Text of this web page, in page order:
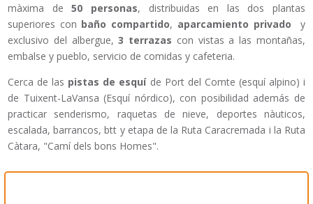
màxima de50 personas, distribuidas en las dos plantas
superiores con baño compartido, aparcamiento privado y
exclusivo del albergue,3 terrazas con vistas a las montañas,
embalse y pueblo, servicio de comidas y cafeteria.
Cerca de las pistas de esquíde Port del Comte (esquí alpino) i
de Tuixent-LaVansa (Esquí nórdico), con posibilidad además de
practicar senderismo, raquetas de nieve, deportes nàuticos,
escalada, barrancos, btt y etapa de la Ruta Caracremada i la Ruta
Càtara, "Camí dels bons Homes".